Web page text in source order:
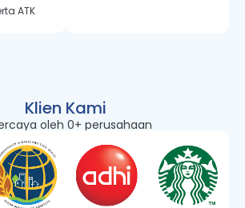
ATK
Klien Kami
oleh 0+ perusahaan